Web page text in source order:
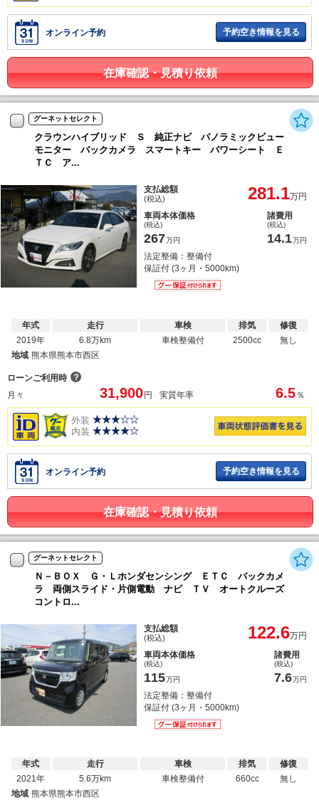
オンライン予約 予約空き情報を見る
在庫確認・見積り依頼
グーネットセレクト
クラウンハイブリッド Ｓ 純正ナビ パノラミックビュー
モニター バックカメラ スマートキー パワーシート Ｅ
ＴＣ ア...
支払総額
(税込) 281.1万円
車両本体価格
(税込)
267万円
諸費用
(税込)
14.1万円
法定整備：整備付
保証付 (3ヶ月・5000km)
年式
2019年
走行
6.8万km
車検
車検整備付
排気
2500cc
修復
無し
地域 熊本県熊本市西区
ローンご利用時 ？
月々
31,900円 実質年率 6.5 ％
外装
内装
オンライン予約 予約空き情報を見る
在庫確認・見積り依頼
グーネットセレクト
Ｎ－ＢＯＸ Ｇ・Ｌホンダセンシング ＥＴＣ バックカメ
ラ 両側スライド・片側電動 ナビ ＴＶ オートクルーズ
コントロ...
支払総額
(税込) 122.6万円
車両本体価格
(税込)
115万円
諸費用
(税込)
7.6万円
法定整備：整備付
保証付 (3ヶ月・5000km)
年式
2021年
走行
5.6万km
車検
車検整備付
排気
660cc
修復
無し
地域 熊本県熊本市西区